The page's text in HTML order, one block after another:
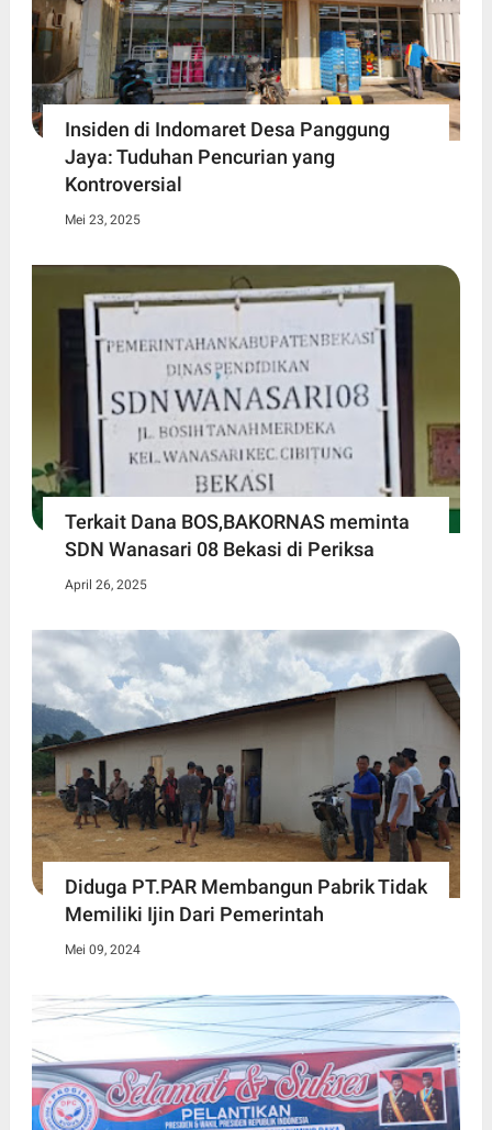
Insiden di Indomaret Desa Panggung
Jaya: Tuduhan Pencurian yang
Kontroversial
Mei 23, 2025
Terkait Dana BOS,BAKORNAS meminta
SDN Wanasari 08 Bekasi di Periksa
April 26, 2025
Diduga PT.PAR Membangun Pabrik Tidak
Memiliki Ijin Dari Pemerintah
Mei 09, 2024